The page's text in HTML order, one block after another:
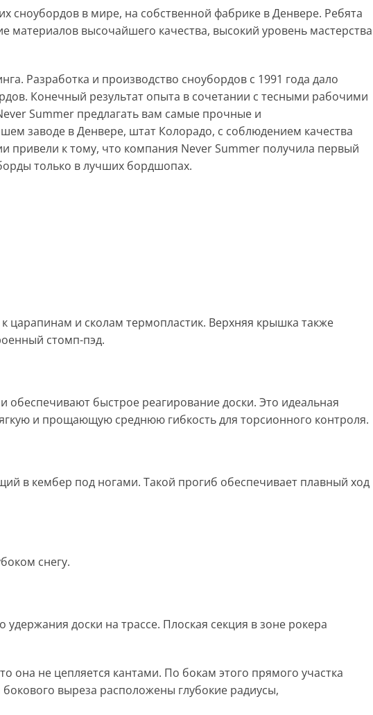
сноубордов в мире, на собственной фабрике в Денвере. Ребята
высочайшего качества, высокий уровень мастерства
Разработка и производство сноубордов с 1991 года дало
Конечный результат опыта в сочетании с тесными рабочими
Summer предлагать вам самые прочные и
заводе в Денвере, штат Колорадо, с соблюдением качества
привели к тому, что компания Never Summer получила первый
только в лучших бордшопах.
царапинам и сколам термопластик. Верхняя крышка также
стомп-пэд.
быстрое реагирование доски. Это идеальная
и прощающую среднюю гибкость для торсионного контроля.
в кембер под ногами. Такой прогиб обеспечивает плавный ход
снегу.
доски на трассе. Плоская секция в зоне рокера
она не цепляется кантами. По бокам этого прямого участка
выреза расположены глубокие радиусы,